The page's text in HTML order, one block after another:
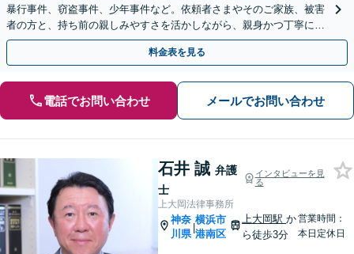
暴行事件、窃盗事件、少年事件など。依頼者さまやそのご家族、被害
者の方と、持ち前の親しみやすさを活かしながら、親身かつ丁寧に向
き合い、迅速な解決を目指します【横浜駅徒歩5分】
料金表を見る
電話でお問い合わせ メールでお問い合わせ
石井 誠 弁護
士
インタビューを見
る
上大岡法律事務所
神奈
川県
|
横浜市
港南区
上大岡駅か
ら徒歩3分
営業時間：
本日定休日